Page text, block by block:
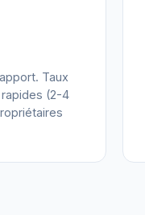
Taux
(2-4